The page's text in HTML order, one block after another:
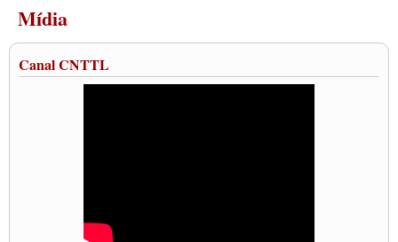
Mídia
Canal CNTTL